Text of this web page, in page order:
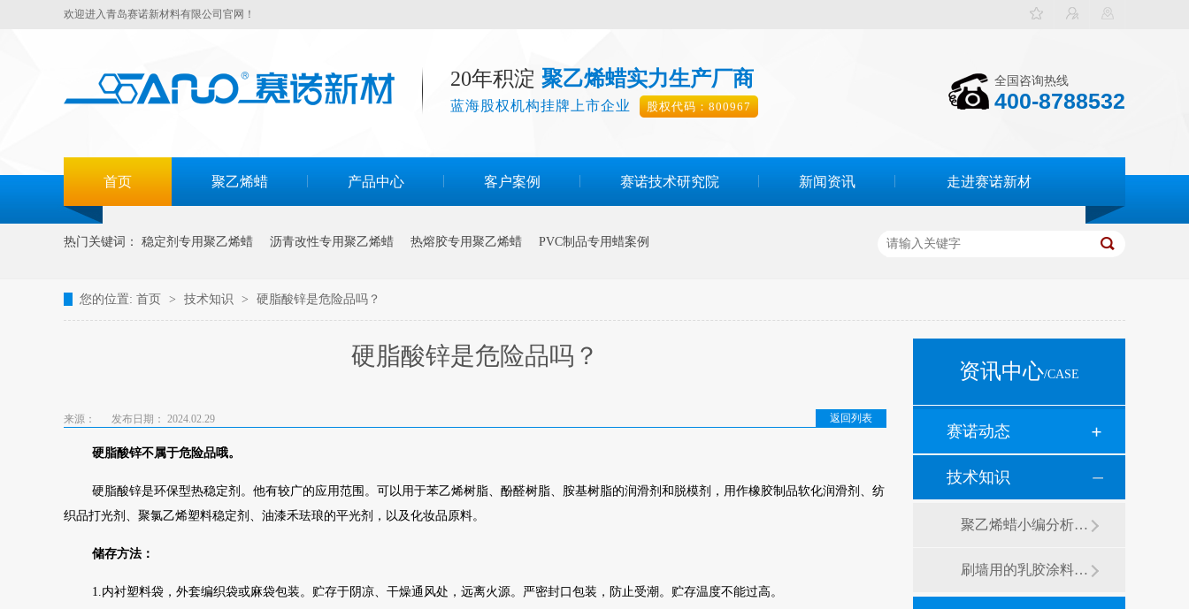
欢迎进入青岛赛诺新材料有限公司官网！
全国咨询热线
400-8788532
20年积淀 聚乙烯蜡实力生产厂商
蓝海股权机构挂牌上市企业 股权代码：800967
首页 聚乙烯蜡 产品中心 客户案例 赛诺技术研究院 新闻资讯 走进赛诺新材
热门关键词： 稳定剂专用聚乙烯蜡 沥青改性专用聚乙烯蜡 热熔胶专用聚乙烯蜡 PVC制品专用蜡案例
您的位置: 首页 > 技术知识 > 硬脂酸锌是危险品吗？
硬脂酸锌是危险品吗？
返回列表
来源： 发布日期： 2024.02.29
硬脂酸锌不属于危险品哦。
硬脂酸锌是环保型热稳定剂。他有较广的应用范围。可以用于苯乙烯树脂、酚醛树脂、胺基树脂的润滑剂和脱模剂，用作橡胶制品软化润滑剂、纺
织品打光剂、聚氯乙烯塑料稳定剂、油漆禾珐琅的平光剂，以及化妆品原料。
储存方法：
1.内衬塑料袋，外套编织袋或麻袋包装。贮存于阴凉、干燥通风处，远离火源。严密封口包装，防止受潮。贮存温度不能过高。
资讯中心/CASE
赛诺动态
技术知识
聚乙烯蜡小编分析有机硅消泡剂优缺点及主要分类和性能
刷墙用的乳胶涂料用青岛赛诺分散剂的原因竟然是....？